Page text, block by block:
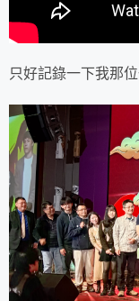
只好記錄一下我那